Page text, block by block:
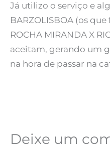
Já utilizo o serviço e
BARZOLISBOA (os
ROCHA MIRANDA X
aceitam, gerando um
na hora de passar na
Deixe um